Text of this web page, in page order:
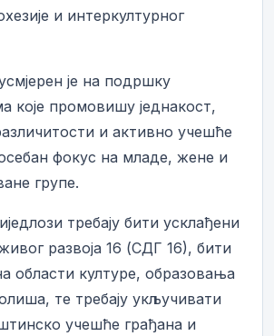
и интеркултурног
је на подршку
које промовишу једнакост,
и активно учешће
фокус на младе, жене и
групе.
требају бити усклађени
развоја 16 (СДГ 16), бити
области културе, образовања
те требају укључивати
учешће грађана и